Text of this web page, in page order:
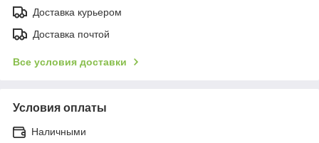
Доставка курьером
Доставка почтой
Все условия доставки
Условия оплаты
Наличными